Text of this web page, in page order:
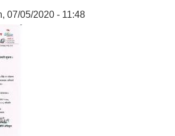
07/05/2020 - 11:48